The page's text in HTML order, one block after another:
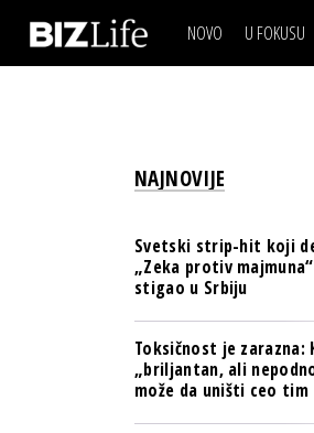
NOVO U FOKUSU
IZJAVA
NAJNOVIJE
Svetski strip-hit koji
„Zeka protiv
stigao u Srbiju
Toksičnost je zarazna:
„briljantan, ali
može da uništi ceo tim